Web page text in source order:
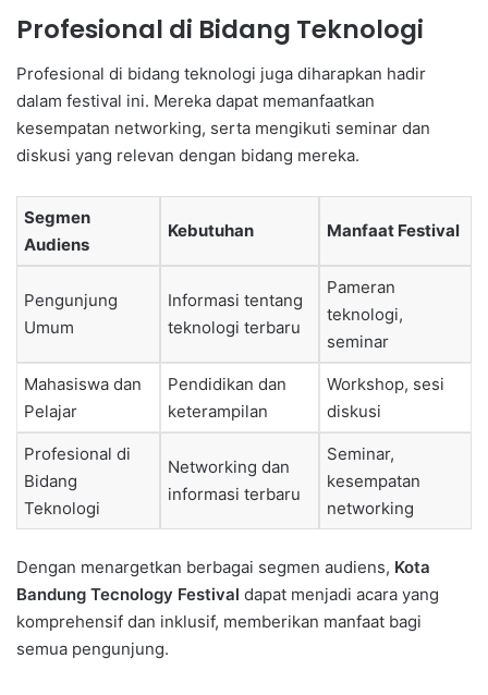
Profesional di Bidang Teknologi
Profesional di bidang teknologi juga diharapkan hadir
dalam festival ini. Mereka dapat memanfaatkan
kesempatan networking, serta mengikuti seminar dan
diskusi yang relevan dengan bidang mereka.
Segmen
Audiens
Kebutuhan Manfaat Festival
Pengunjung
Umum
Informasi tentang
teknologi terbaru
Pameran
teknologi,
seminar
Mahasiswa dan
Pelajar
Pendidikan dan
keterampilan
Workshop, sesi
diskusi
Profesional di
Bidang
Teknologi
Networking dan
informasi terbaru
Seminar,
kesempatan
networking
Dengan menargetkan berbagai segmen audiens, Kota
Bandung Tecnology Festival dapat menjadi acara yang
komprehensif dan inklusif, memberikan manfaat bagi
semua pengunjung.